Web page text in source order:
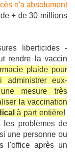
n'a absolument
+ de 30 millions
liberticides -
rendre la vaccin
plaide pour
administrer eux-
mesure très
la vaccination
à part entière!
problèmes de
une personne ou
l'office après un